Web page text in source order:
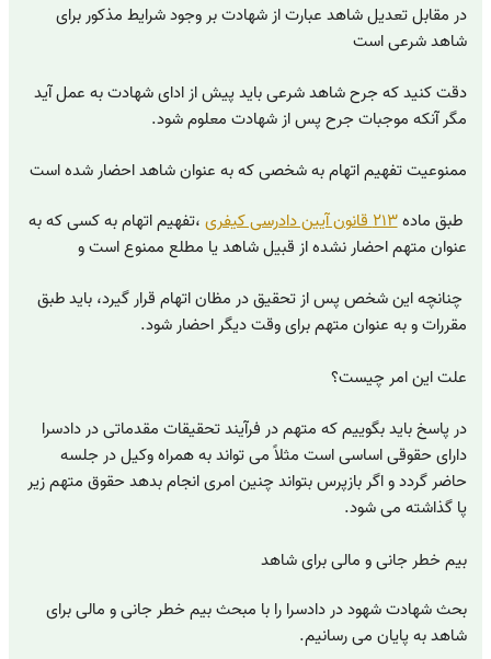
در مقابل تعدیل شاهد عبارت از شهادت بر وجود شرایط مذکور برای
شاهد شرعی است
دقت کنید که جرح شاهد شرعی باید پیش از ادای شهادت به عمل آید
مگر آنکه موجبات جرح پس از شهادت معلوم شود.
ممنوعیت تفهیم اتهام به شخصی که به عنوان شاهد احضار شده است
طبق ماده۲۱۳ قانون آیین دادرسی کیفری
،تفهیم اتهام به کسی که به
عنوان متهم احضار نشده از قبیل شاهد یا مطلع ممنوع است و
چنانچه این شخص پس از تحقیق در مظان اتهام قرار گیرد، باید طبق
مقررات و به عنوان متهم برای وقت دیگر احضار شود.
علت این امر چیست؟
در پاسخ باید بگوییم که متهم در فرآیند تحقیقات مقدماتی در دادسرا
دارای حقوقی اساسی است مثلاً می تواند به همراه وکیل در جلسه
حاضر گردد و اگر بازپرس بتواند چنین امری انجام بدهد حقوق متهم زیر
پا گذاشته می شود.
بیم خطر جانی و مالی برای شاهد
بحث شهادت شهود در دادسرا را با مبحث بیم خطر جانی و مالی برای
شاهد به پایان می رسانیم.